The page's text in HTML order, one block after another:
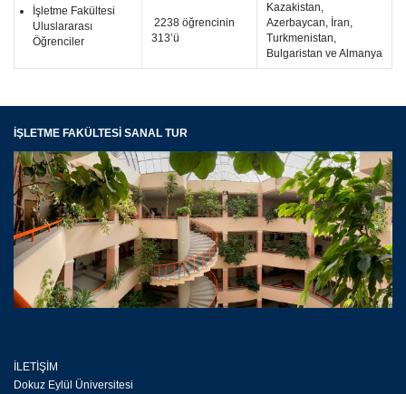
İşletme Fakültesi
Uluslararası
Öğrenciler
2238 öğrencinin
313’ü
Kazakistan,
Azerbaycan, İran,
Turkmenistan,
Bulgaristan ve Almanya
İŞLETME FAKÜLTESİ SANAL TUR
İLETİŞİM
Dokuz Eylül Üniversitesi